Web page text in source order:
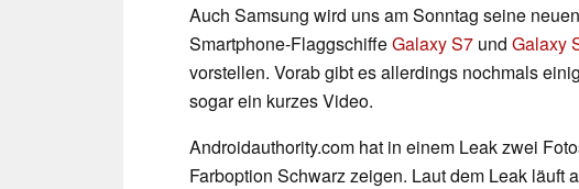
Auch Samsung wird uns am Sonntag seine neuen
Smartphone-FlaggschiffeGalaxy S7 und Galaxy
vorstellen. Vorab gibt es allerdings nochmals
sogar ein kurzes Video.
Androidauthority.com hat in einem Leak zwei
Farboption Schwarz zeigen. Laut dem Leak läuft